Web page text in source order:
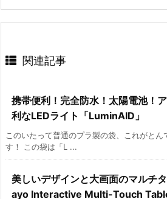
関連記事
携帯便利！完全防水！太陽電池！
利なLEDライト「LuminAID」
このいたって普通のプラ製の袋、これがと
す！ この袋は「L ...
美しいデザインと大画面のマルチ
ayo Interactive Multi-Touch